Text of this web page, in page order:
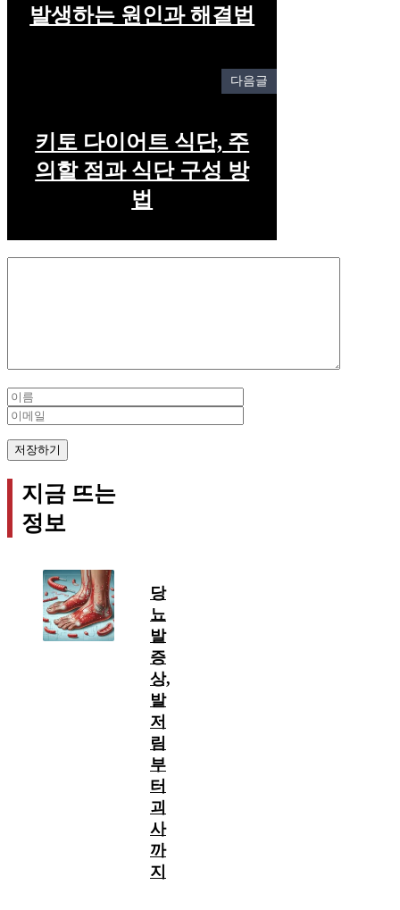
발생하는 원인과 해결법
다음글
키토 다이어트 식단, 주
의할 점과 식단 구성 방
법
Name
지금 뜨는
정보
당
뇨
발
증
상,
발
저
림
부
터
괴
사
까
지